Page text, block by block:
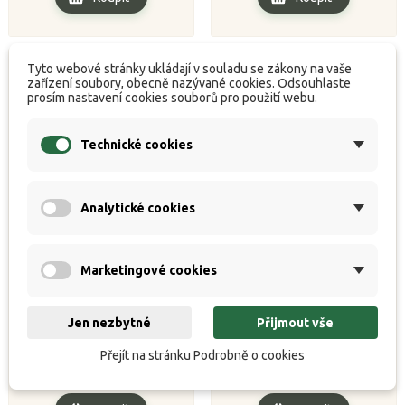
Běžná
Cena
K dispozici
2 601 Kč
Tyto webové stránky ukládají v souladu se zákony na vaše
zařízení soubory, obecně nazývané cookies. Odsouhlaste
prosím nastavení cookies souborů pro použití webu.
Technické cookies
Analytické cookies
Marketingové cookies
Jen nezbytné Přijmout vše
Přejít na stránku Podrobně o cookies